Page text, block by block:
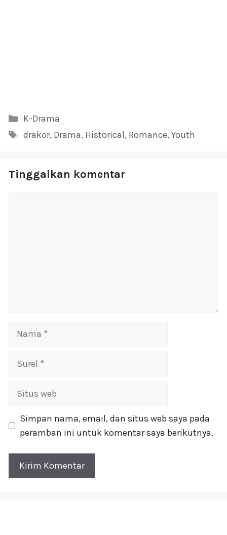
Kategori
K-Drama
Tag
drakor, Drama, Historical, Romance, Youth
Tinggalkan komentar
Nama
Surel
Situs
Simpan nama, email, dan situs web saya pada
peramban ini untuk komentar saya berikutnya.